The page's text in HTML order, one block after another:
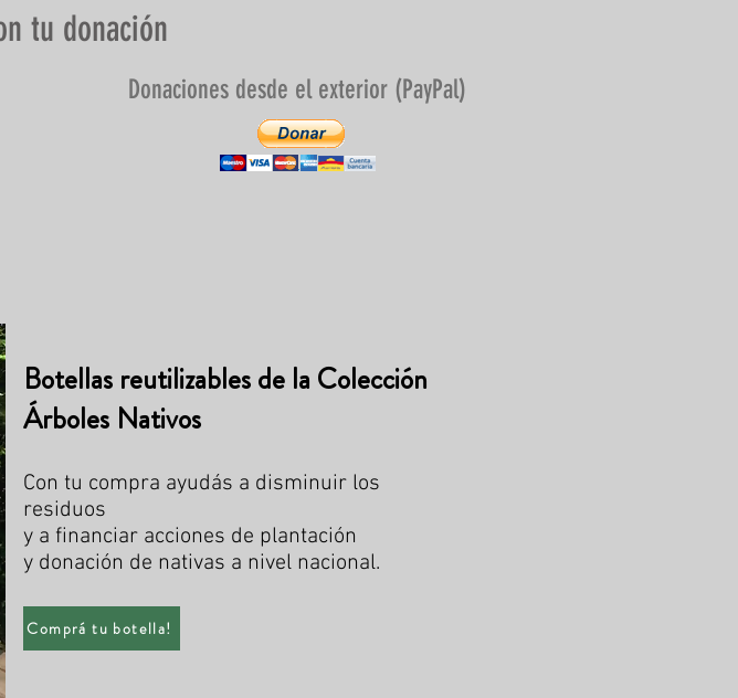
tu donación
Donaciones desde el exterior (PayPal)
Botellas reutilizables​ de la Colección
Árboles Nativos
Con tu compra ayudás a disminuir los
residuos
y a financiar acciones de plantación
y donación de nativas a nivel nacional.
Comprá tu botella!